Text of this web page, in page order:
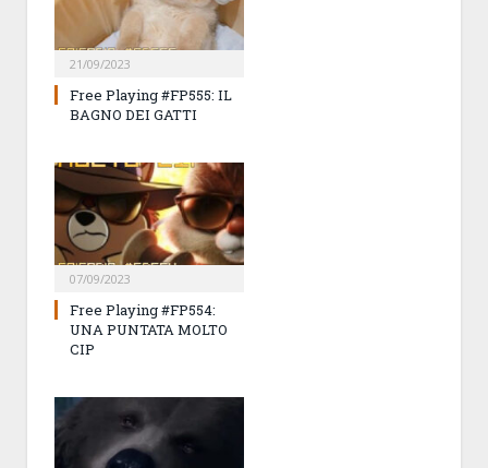
21/09/2023
Free Playing #FP555: IL
BAGNO DEI GATTI
07/09/2023
Free Playing #FP554:
UNA PUNTATA MOLTO
CIP